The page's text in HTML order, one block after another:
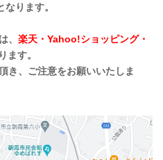
なります。
、 楽天・Yahoo!ショッピング・
ます。
き、ご注意をお願いいたしま